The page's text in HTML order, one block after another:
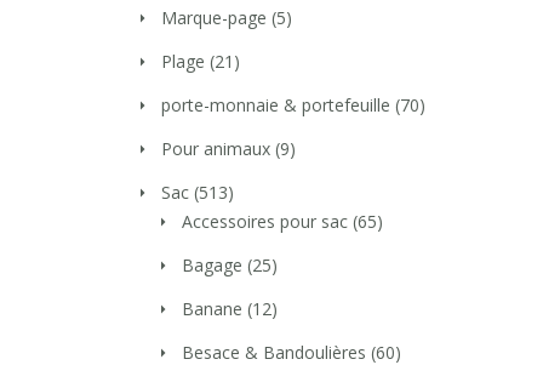
Marque-page (5)
Plage (21)
porte-monnaie & portefeuille (70)
Pour animaux (9)
Sac (513)
Accessoires pour sac (65)
Bagage (25)
Banane (12)
Besace & Bandoulières (60)